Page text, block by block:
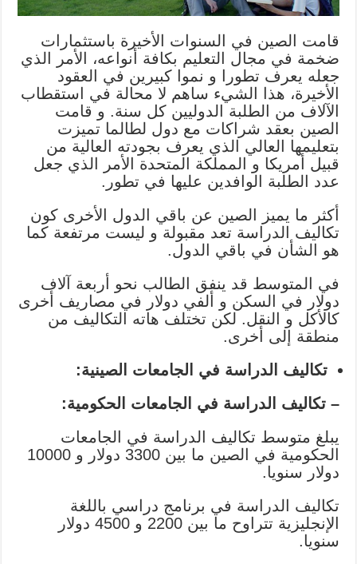
قامت الصين في السنوات الأخيرة باستثمارات
ضخمة في مجال التعليم بكافة أنواعه، الأمر الذي
جعله يعرف تطورا و نموا كبيرين في العقود
الأخيرة، هذا الشيء ساهم لا محالة في استقطاب
الآلاف من الطلبة الدوليين كل سنة. و قامت
الصين بعقد شراكات مع دول لطالما تميزت
بتعليمها العالي الذي يعرف بجودته العالية من
قبيل أمريكا و المملكة المتحدة الأمر الذي جعل
عدد الطلبة الوافدين عليها في تطور.
أكثر ما يميز الصين عن باقي الدول الأخرى كون
تكاليف الدراسة تعد مقبولة و ليست مرتفعة كما
هو الشأن في باقي الدول.
في المتوسط قد ينفق الطالب نحو أربعة آلاف
دولار في السكن و ألفي دولار في مصاريف أخرى
كالأكل و النقل. لكن تختلف هاته التكاليف من
منطقة إلى أخرى.
تكاليف الدراسة في الجامعات الصينية:
– تكاليف الدراسة في الجامعات الحكومية:
يبلغ متوسط تكاليف الدراسة في الجامعات
الحكومية في الصين ما بين 3300 دولار و 10000
دولار سنويا.
تكاليف الدراسة في برنامج دراسي باللغة
الإنجليزية تتراوح ما بين 2200 و 4500 دولار
سنويا.